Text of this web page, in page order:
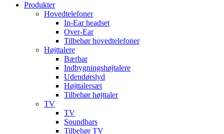
Produkter
Hovedtelefoner
In-Ear headset
Over-Ear
Tilbehør hovedtelefoner
Højttalere
Bærbar
Indbygningshøjtalere
Udendørslyd
Højttalersæt
Tilbehør højttaler
TV
TV
Soundbars
Tilbehør TV